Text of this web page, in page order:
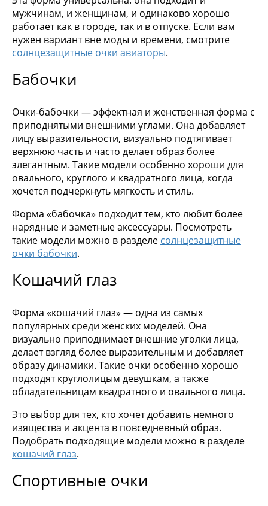
мужчинам, и женщинам, и одинаково хорошо
работает как в городе, так и в отпуске. Если вам
нужен вариант вне моды и времени, смотрите
солнцезащитные очки авиаторы.
Бабочки
Очки-бабочки — эффектная и женственная форма с
приподнятыми внешними углами. Она добавляет
лицу выразительности, визуально подтягивает
верхнюю часть и часто делает образ более
элегантным. Такие модели особенно хороши для
овального, круглого и квадратного лица, когда
хочется подчеркнуть мягкость и стиль.
Форма «бабочка» подходит тем, кто любит более
нарядные и заметные аксессуары. Посмотреть
такие модели можно в разделе солнцезащитные
очки бабочки.
Кошачий глаз
Форма «кошачий глаз» — одна из самых
популярных среди женских моделей. Она
визуально приподнимает внешние уголки лица,
делает взгляд более выразительным и добавляет
образу динамики. Такие очки особенно хорошо
подходят круглолицым девушкам, а также
обладательницам квадратного и овального лица.
Это выбор для тех, кто хочет добавить немного
изящества и акцента в повседневный образ.
Подобрать подходящие модели можно в разделе
кошачий глаз.
Спортивные очки